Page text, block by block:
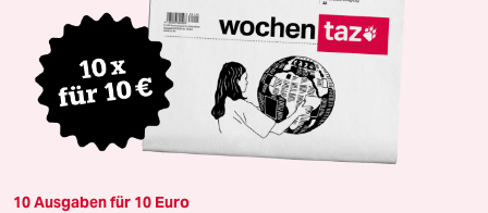
10 Ausgaben für 10 Euro